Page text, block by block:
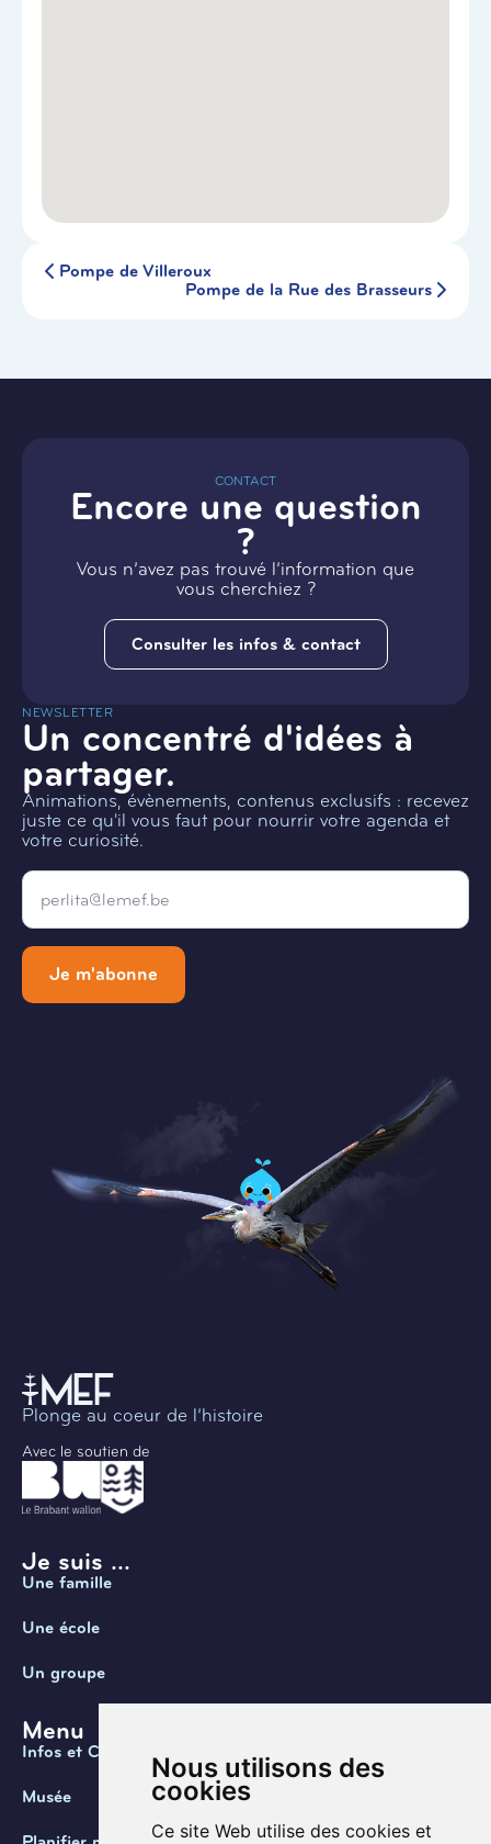
Nous utilisons des
cookies
Ce site Web utilise des cookies et
Pompe de Villeroux
Pompe de la Rue des Brasseurs
CONTACT
Encore une question
?
Vous n’avez pas trouvé l’information que
vous cherchiez ?
Consulter les infos & contact
NEWSLETTER
Un concentré d'idées à
partager.
Animations, évènements, contenus exclusifs : recevez
juste ce qu'il vous faut pour nourrir votre agenda et
votre curiosité.
Email
Je m'abonne
Plonge au coeur de l’histoire
Avec le soutien de
Je suis ...
Une famille
Une école
Un groupe
Menu
Infos et Contact
Musée